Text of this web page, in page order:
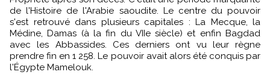
de l'Histoire de l'Arabie saoudite. Le centre du pouvoir
s'est retrouvé dans plusieurs capitales : La Mecque, la
Médine, Damas (à la fin du VIIe siècle) et enfin Bagdad
avec les Abbassides. Ces derniers ont vu leur règne
prendre fin en 1 258. Le pouvoir avait alors été conquis par
l'Égypte Mamelouk.